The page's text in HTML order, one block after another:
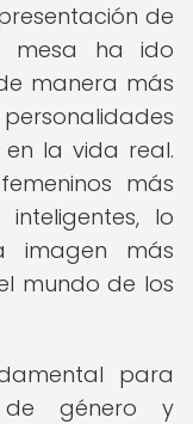
de
mesa ha ido
manera más
la vida real.
más
inteligentes, lo
imagen más
mundo de los
para
de género y